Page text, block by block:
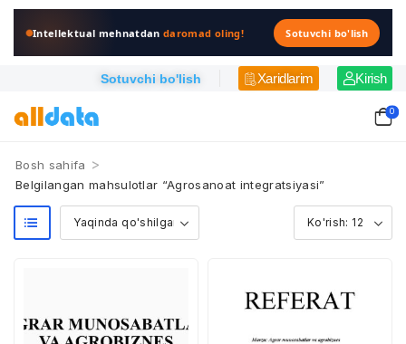
Intellektual mehnatdandaromad oling! Sotuvchi bo'lish
Sotuvchi bo'lish Xaridlarim Kirish
0
Bosh sahifa >
Belgilangan mahsulotlar “Agrosanoat integratsiyasi”